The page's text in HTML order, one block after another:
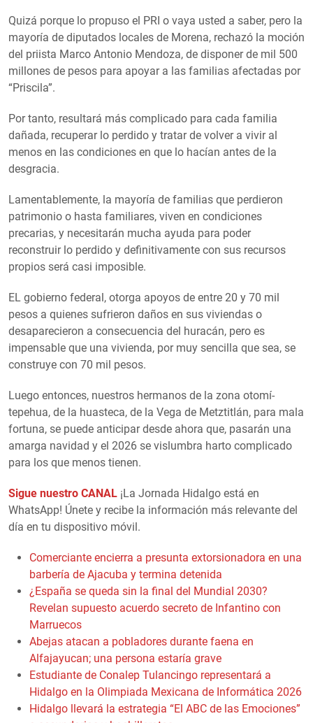
Quizá porque lo propuso el PRI o vaya usted a saber, pero la
mayoría de diputados locales de Morena, rechazó la moción
del priista Marco Antonio Mendoza, de disponer de mil 500
millones de pesos para apoyar a las familias afectadas por
“Priscila”.
Por tanto, resultará más complicado para cada familia
dañada, recuperar lo perdido y tratar de volver a vivir al
menos en las condiciones en que lo hacían antes de la
desgracia.
Lamentablemente, la mayoría de familias que perdieron
patrimonio o hasta familiares, viven en condiciones
precarias, y necesitarán mucha ayuda para poder
reconstruir lo perdido y definitivamente con sus recursos
propios será casi imposible.
EL gobierno federal, otorga apoyos de entre 20 y 70 mil
pesos a quienes sufrieron daños en sus viviendas o
desaparecieron a consecuencia del huracán, pero es
impensable que una vivienda, por muy sencilla que sea, se
construye con 70 mil pesos.
Luego entonces, nuestros hermanos de la zona otomí-
tepehua, de la huasteca, de la Vega de Metztitlán, para mala
fortuna, se puede anticipar desde ahora que, pasarán una
amarga navidad y el 2026 se vislumbra harto complicado
para los que menos tienen.
Sigue nuestro CANAL ¡La Jornada Hidalgo está en
WhatsApp! Únete y recibe la información más relevante del
día en tu dispositivo móvil.
Comerciante encierra a presunta extorsionadora en una
barbería de Ajacuba y termina detenida
¿España se queda sin la final del Mundial 2030?
Revelan supuesto acuerdo secreto de Infantino con
Marruecos
Abejas atacan a pobladores durante faena en
Alfajayucan; una persona estaría grave
Estudiante de Conalep Tulancingo representará a
Hidalgo en la Olimpiada Mexicana de Informática 2026
Hidalgo llevará la estrategia “El ABC de las Emociones”